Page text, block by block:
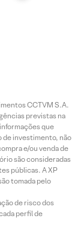
CCTVM S.A.
previstas na
que
de investimento, não
e/ou venda de
são consideradas
públicas. A XP
tomada pelo
de risco dos
perfil de